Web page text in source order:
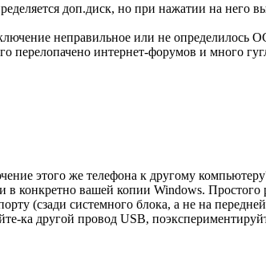
доп.диск, но при нажатии на него
неправильное или не определилось
перелопачено интернет-форумов и много
этого же телефона к другому
конкретно вашей копии Windows.
(сзади системного блока, а не на
ка другой провод USB,